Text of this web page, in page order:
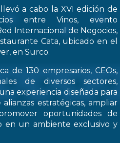
a cabo la XVI edición de
entre Vinos, evento
Internacional de Negocios,
Cata, ubicado en el
en Surco.
de 130 empresarios, CEOs,
de diversos sectores,
experiencia diseñada para
estratégicas, ampliar
oportunidades de
en un ambiente exclusivo y